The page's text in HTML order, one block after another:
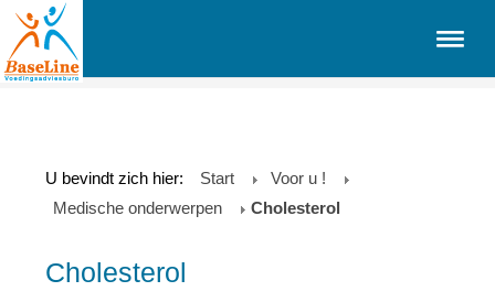
U bevindt zich hier: Start
Voor u !
Medische onderwerpen
Cholesterol
Cholesterol